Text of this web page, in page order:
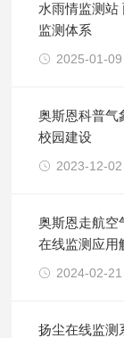
水雨情监测站
监测体系
2025-01-09
奥斯恩科普气
校园建设
2023-12-02
奥斯恩走航空
在线监测应用
2024-02-21
扬尘在线监测